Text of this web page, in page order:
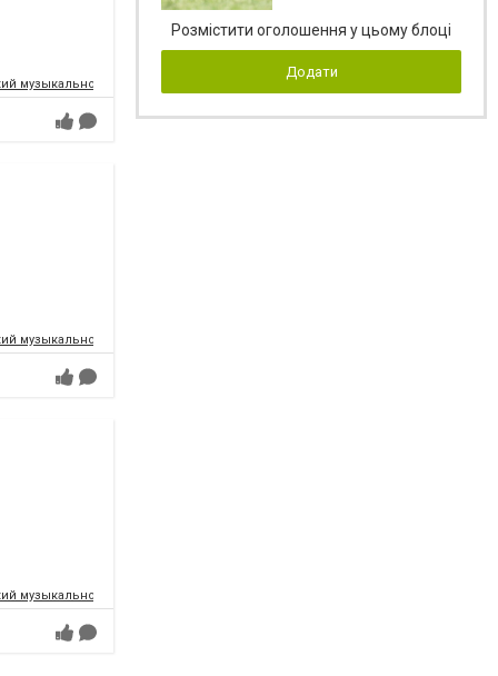
музыкально-драматический театр имени Т.Г.Шевченко
музыкально-драматический театр имени Т.Г.Шевченко
музыкально-драматический театр имени Т.Г.Шевченко
Розмістити оголошення у цьому блоці
Додати